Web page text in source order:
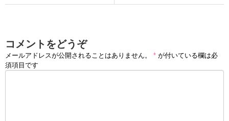
コメントをどうぞ
メールアドレスが公開されることはありません。 * が付いている欄は必
須項目です